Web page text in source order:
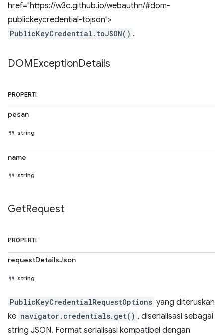
href="https://w3c.github.io/webauthn/#dom-
publickeycredential-tojson">
PublicKeyCredential.toJSON() .
DOMExceptionDetails
PROPERTI
pesan
string
name
string
GetRequest
PROPERTI
requestDetailsJson
string
PublicKeyCredentialRequestOptions yang diteruskan
ke navigator.credentials.get() , diserialisasi sebagai
string JSON. Format serialisasi kompatibel dengan